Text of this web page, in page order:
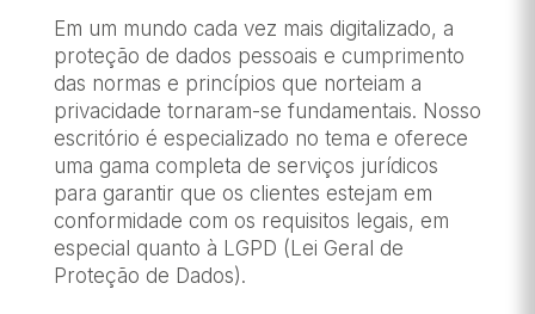
Em um mundo cada vez mais digitalizado, a
proteção de dados pessoais e cumprimento
das normas e princípios que norteiam a
privacidade tornaram-se fundamentais. Nosso
escritório é especializado no tema e oferece
uma gama completa de serviços jurídicos
para garantir que os clientes estejam em
conformidade com os requisitos legais, em
especial quanto à LGPD (Lei Geral de
Proteção de Dados).